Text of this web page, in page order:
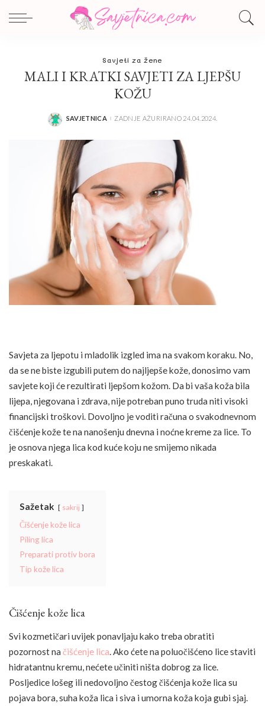
Savjeti za žene
MALI I KRATKI SAVJETI ZA LJEPŠU
KOŽU
POSTED
SAVJETNICA ZADNJE AŽURIRANO 24.04.2024.
Savjeta za ljepotu i mladolik izgled ima na svakom koraku. No,
da se ne biste izgubili putem do najljepše kože, donosimo vam
savjete koji će rezultirati ljepšom kožom. Da bi vaša koža bila
lijepa, njegovana i zdrava, nije potreban puno truda niti visoki
financijski troškovi. Dovoljno je voditi računa o svakodnevnom
čišćenje kože te na nanošenju dnevna i noćne kreme za lice. To
je osnova njega lica kod kuće koju ne smijemo nikada
preskakati.
Sažetak sakrij
Čišćenje kože lica
Piling lica
Preparati protiv bora
Tip kože lica
Čišćenje kože lica
Svi kozmetičari uvijek ponavljaju kako treba obratiti
pozornost na čišćenje lica. Ako ćete na poluočišćeno lice staviti
hidratantnu kremu, nećete učiniti ništa dobrog za lice.
Posljedice lošeg ili nedovoljno čestog čišćenja kože lica su
pojava bora, suha koža lica i siva i umorna koža koja gubi sjaj.